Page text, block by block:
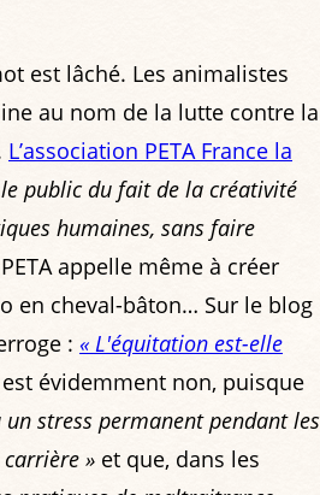
est lâché. Les animalistes
au nom de la lutte contre la
L’association PETA France la
public du fait de la créativité
humaines, sans faire
appelle même à créer
en cheval-bâton… Sur le blog
: « L'équitation est-elle
évidemment non, puisque
stress permanent pendant les
» et que, dans les